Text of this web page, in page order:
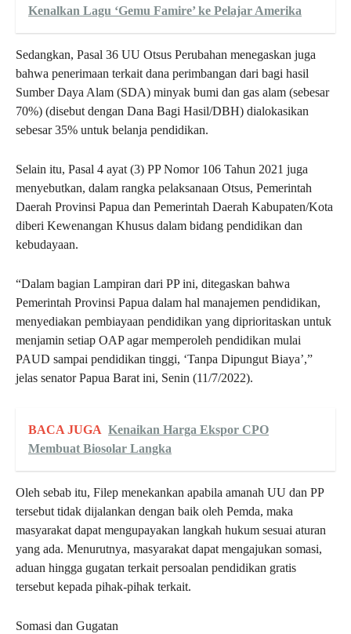
Kenalkan Lagu ‘Gemu Famire’ ke Pelajar Amerika
Sedangkan, Pasal 36 UU Otsus Perubahan menegaskan juga
bahwa penerimaan terkait dana perimbangan dari bagi hasil
Sumber Daya Alam (SDA) minyak bumi dan gas alam (sebesar
70%) (disebut dengan Dana Bagi Hasil/DBH) dialokasikan
sebesar 35% untuk belanja pendidikan.
Selain itu, Pasal 4 ayat (3) PP Nomor 106 Tahun 2021 juga
menyebutkan, dalam rangka pelaksanaan Otsus, Pemerintah
Daerah Provinsi Papua dan Pemerintah Daerah Kabupaten/Kota
diberi Kewenangan Khusus dalam bidang pendidikan dan
kebudayaan.
“Dalam bagian Lampiran dari PP ini, ditegaskan bahwa
Pemerintah Provinsi Papua dalam hal manajemen pendidikan,
menyediakan pembiayaan pendidikan yang diprioritaskan untuk
menjamin setiap OAP agar memperoleh pendidikan mulai
PAUD sampai pendidikan tinggi, ‘Tanpa Dipungut Biaya’,”
jelas senator Papua Barat ini, Senin (11/7/2022).
BACA JUGA Kenaikan Harga Ekspor CPO
Membuat Biosolar Langka
Oleh sebab itu, Filep menekankan apabila amanah UU dan PP
tersebut tidak dijalankan dengan baik oleh Pemda, maka
masyarakat dapat mengupayakan langkah hukum sesuai aturan
yang ada. Menurutnya, masyarakat dapat mengajukan somasi,
aduan hingga gugatan terkait persoalan pendidikan gratis
tersebut kepada pihak-pihak terkait.
Somasi dan Gugatan